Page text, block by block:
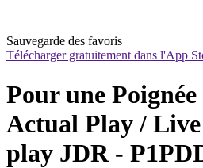
Sauvegarde des favoris
Télécharger gratuitement dans l'App
Pour une Poignée
Actual Play /
play JDR -